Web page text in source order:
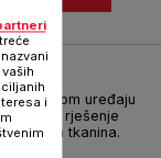
prvom uređaju
rješenje
vaših tkanina.
i